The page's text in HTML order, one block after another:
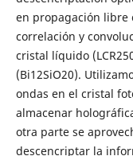
en propagación libre
correlación y
cristal líquido
(Bi12SiO20).
ondas en el cristal
almacenar
otra parte se
descencriptar la